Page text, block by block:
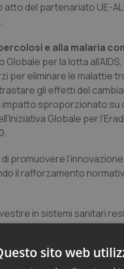
atto del partenariato UE-
e alla malaria
per la lotta
per eliminare le malattie
gli effetti del
sproporzionato
Globale per
promuovere l’innovazione
il rafforzamento
in sistemi sanitari
attraverso
dell’Hub dell’OMS
l’impatto delle
sito web